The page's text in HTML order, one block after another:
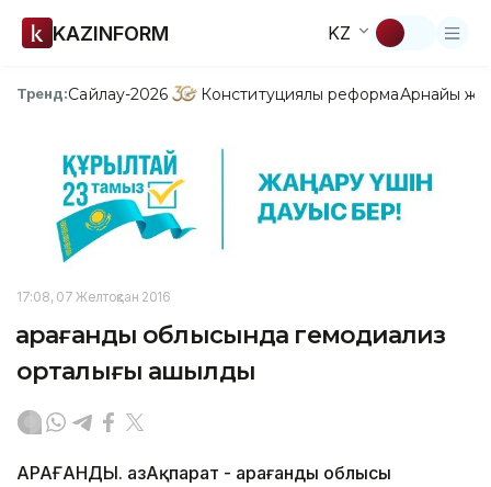
KAZINFORM KZ
Тренд:Сайлау-2026 Конституциялық реформаАрнайы
17:08, 07 Желтоқсан 2016
Қарағанды облысында гемодиализ
орталығы ашылды
ҚАРАҒАНДЫ. ҚазАқпарат - Қарағанды облысы